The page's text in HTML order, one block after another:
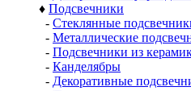
♦ Подсвечники
- Стеклянные
- Металлические
- Подсвечники из
- Канделябры
- Декоративные